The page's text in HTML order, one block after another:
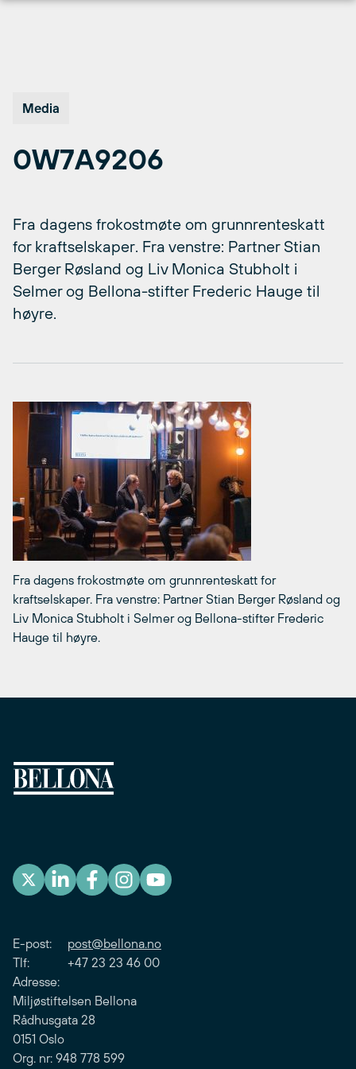
Media
0W7A9206
Fra dagens frokostmøte om grunnrenteskatt
for kraftselskaper. Fra venstre: Partner Stian
Berger Røsland og Liv Monica Stubholt i
Selmer og Bellona-stifter Frederic Hauge til
høyre.
Fra dagens frokostmøte om grunnrenteskatt for
kraftselskaper. Fra venstre: Partner Stian Berger Røsland og
Liv Monica Stubholt i Selmer og Bellona-stifter Frederic
Hauge til høyre.
E-post: post@bellona.no
Tlf: +47 23 23 46 00
Adresse:
Miljøstiftelsen Bellona
Rådhusgata 28
0151 Oslo
Org. nr: 948 778 599